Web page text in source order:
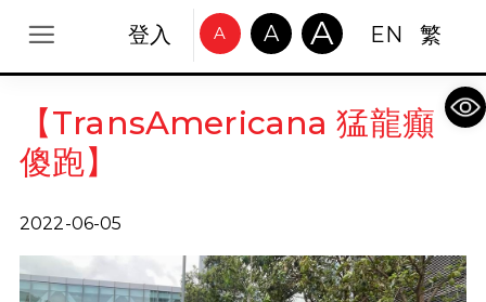
登入 A A A EN 繁
【TransAmericana 猛龍癲
傻跑】
2022-06-05